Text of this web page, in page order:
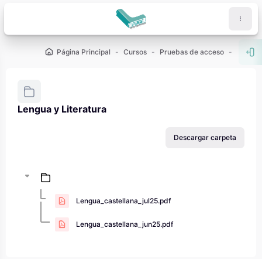
Página Principal Cursos Pruebas de acceso PAU -
Lengua y Literatura
Descargar carpeta
Lengua_castellana_jul25.pdf
Lengua_castellana_jun25.pdf